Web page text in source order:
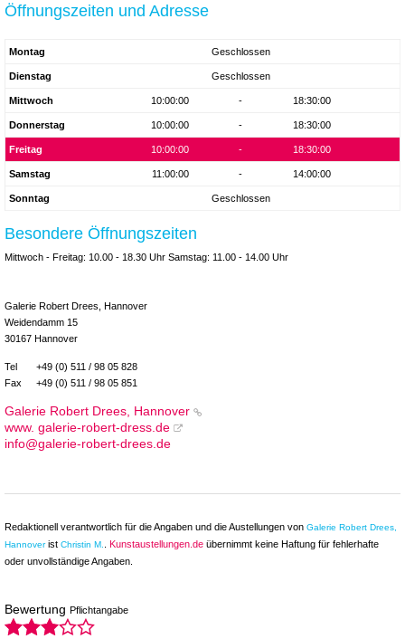
Öffnungszeiten und Adresse
Montag Geschlossen
Dienstag Geschlossen
Mittwoch 10:00:00 - 18:30:00
Donnerstag 10:00:00 - 18:30:00
Freitag 10:00:00 - 18:30:00
Samstag 11:00:00 - 14:00:00
Sonntag Geschlossen
Besondere Öffnungszeiten
Mittwoch - Freitag: 10.00 - 18.30 Uhr Samstag: 11.00 - 14.00 Uhr
Galerie Robert Drees, Hannover
Weidendamm 15
30167 Hannover
Tel
+49 (0) 511 / 98 05 828
Fax
+49 (0) 511 / 98 05 851
Galerie Robert Drees, Hannover
www. galerie-robert-dress.de
info@galerie-robert-drees.de
Redaktionell verantwortlich für die Angaben und die Austellungen von Galerie Robert Drees,
Hannoverist Christin M. Kunstaustellungen.de übernimmt keine Haftung für fehlerhafte
oder unvollständige Angaben.
Bewertung Pflichtangabe